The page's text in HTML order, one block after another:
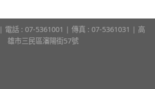
電話 : 07-5361001 | 傳真 : 07-5361031 | 高
雄市三民區瀋陽街57號